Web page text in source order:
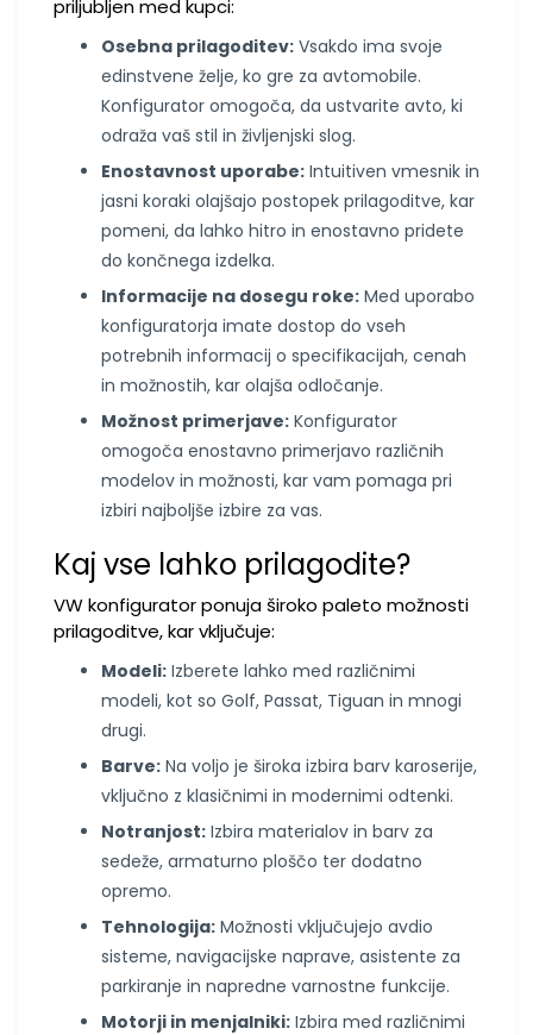
priljubljen med kupci:
Osebna prilagoditev: Vsakdo ima svoje
edinstvene želje, ko gre za avtomobile.
Konfigurator omogoča, da ustvarite avto, ki
odraža vaš stil in življenjski slog.
Enostavnost uporabe: Intuitiven vmesnik in
jasni koraki olajšajo postopek prilagoditve, kar
pomeni, da lahko hitro in enostavno pridete
do končnega izdelka.
Informacije na dosegu roke: Med uporabo
konfiguratorja imate dostop do vseh
potrebnih informacij o specifikacijah, cenah
in možnostih, kar olajša odločanje.
Možnost primerjave: Konfigurator
omogoča enostavno primerjavo različnih
modelov in možnosti, kar vam pomaga pri
izbiri najboljše izbire za vas.
Kaj vse lahko prilagodite?
VW konfigurator ponuja široko paleto možnosti
prilagoditve, kar vključuje:
Modeli: Izberete lahko med različnimi
modeli, kot so Golf, Passat, Tiguan in mnogi
drugi.
Barve: Na voljo je široka izbira barv karoserije,
vključno z klasičnimi in modernimi odtenki.
Notranjost: Izbira materialov in barv za
sedeže, armaturno ploščo ter dodatno
opremo.
Tehnologija: Možnosti vključujejo avdio
sisteme, navigacijske naprave, asistente za
parkiranje in napredne varnostne funkcije.
Motorji in menjalniki: Izbira med različnimi